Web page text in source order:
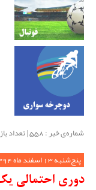
شماره‌ی خبر : ‌558 | تعداد بازدید : 2751
پنج‌شنبه 13 اسفند ماه 1394 ساعت 18:27
دوری احتمالی